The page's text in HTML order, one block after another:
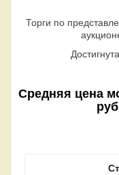
Торги по
Средняя цена